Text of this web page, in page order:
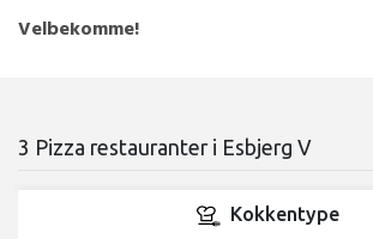
Velbekomme!
3 Pizza restauranter i Esbjerg V
Kokkentype